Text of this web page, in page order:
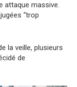
attaque massive.
“trop
la veille, plusieurs
de